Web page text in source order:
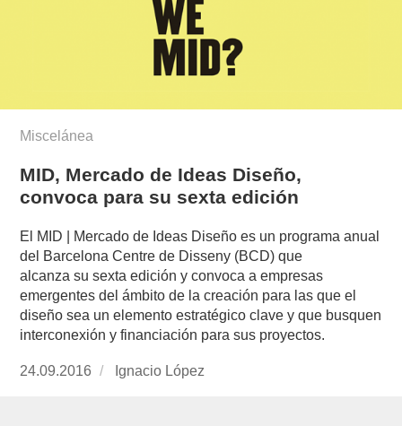
Miscelánea
MID, Mercado de Ideas Diseño,
convoca para su sexta edición
El MID | Mercado de Ideas Diseño es un programa anual
del Barcelona Centre de Disseny (BCD) que
alcanza su sexta edición y convoca a empresas
emergentes del ámbito de la creación para las que el
diseño sea un elemento estratégico clave y que busquen
interconexión y financiación para sus proyectos.
Publicado
24.09.2016
https://www.experimenta.es/author/nacho-
Ignacio López